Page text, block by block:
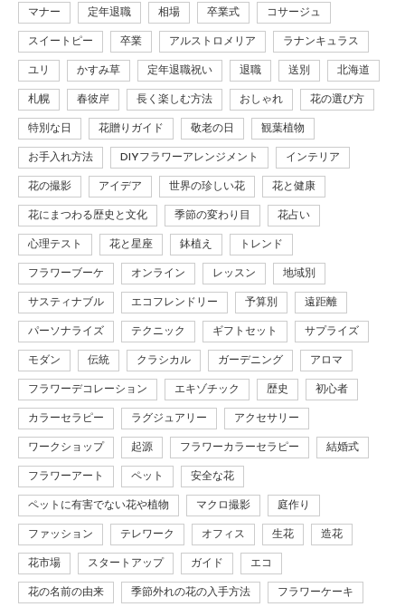
マナー 定年退職 相場 卒業式 コサージュ
スイートピー 卒業 アルストロメリア ラナンキュラス
ユリ かすみ草 定年退職祝い 退職 送別 北海道
札幌 春彼岸 長く楽しむ方法 おしゃれ 花の選び方
特別な日 花贈りガイド 敬老の日 観葉植物
お手入れ方法 DIYフラワーアレンジメント インテリア
花の撮影 アイデア 世界の珍しい花 花と健康
花にまつわる歴史と文化 季節の変わり目 花占い
心理テスト 花と星座 鉢植え トレンド
フラワーブーケ オンライン レッスン 地域別
サスティナブル エコフレンドリー 予算別 遠距離
パーソナライズ テクニック ギフトセット サプライズ
モダン 伝統 クラシカル ガーデニング アロマ
フラワーデコレーション エキゾチック 歴史 初心者
カラーセラピー ラグジュアリー アクセサリー
ワークショップ 起源 フラワーカラーセラピー 結婚式
フラワーアート ペット 安全な花
ペットに有害でない花や植物 マクロ撮影 庭作り
ファッション テレワーク オフィス 生花 造花
花市場 スタートアップ ガイド エコ
花の名前の由来 季節外れの花の入手方法 フラワーケーキ